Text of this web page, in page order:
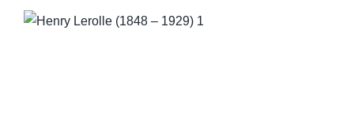
QUI SOMMES-NOUS